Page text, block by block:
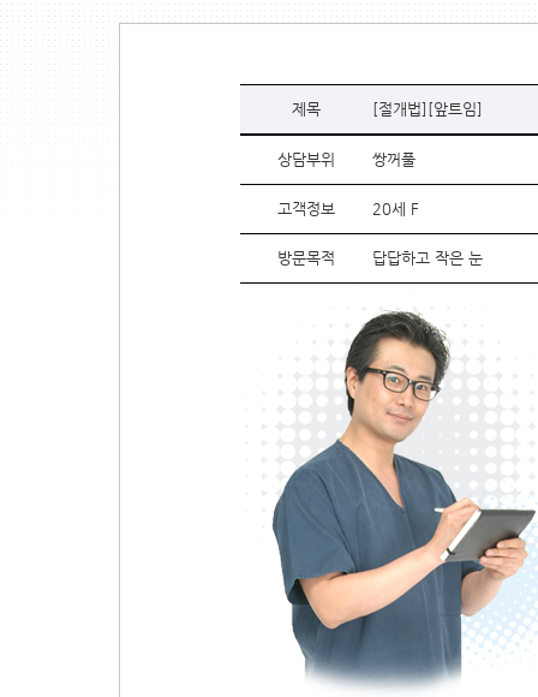
제목 [절개법][앞트임]
상담부위 쌍꺼풀
고객정보 20세 F
방문목적 답답하고 작은 눈